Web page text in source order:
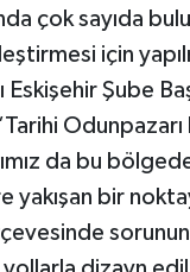
çok sayıda
için
Eskişehir Şube
da bu
yakışan bir
sorunun